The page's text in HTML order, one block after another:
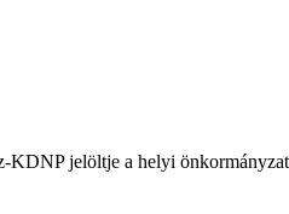
KDNP jelöltje a helyi